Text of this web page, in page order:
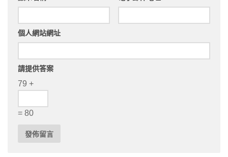
個人網站網址
請提供答案
79 +
= 80